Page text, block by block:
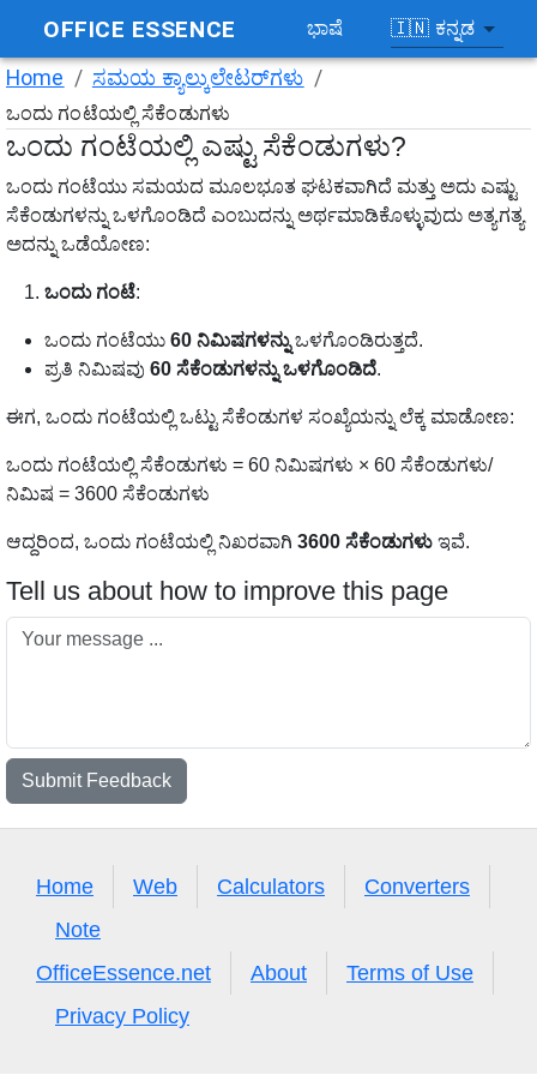
OFFICE ESSENCE ಭಾಷೆ 🇮🇳 ಕನ್ನಡ
Home / ಸಮಯ ಕ್ಯಾಲ್ಕುಲೇಟರ್‌ಗಳು /
ಒಂದು ಗಂಟೆಯಲ್ಲಿ ಸೆಕೆಂಡುಗಳು
ಒಂದು ಗಂಟೆಯಲ್ಲಿ ಎಷ್ಟು ಸೆಕೆಂಡುಗಳು?
ಒಂದು ಗಂಟೆಯು ಸಮಯದ ಮೂಲಭೂತ ಘಟಕವಾಗಿದೆ ಮತ್ತು ಅದು ಎಷ್ಟು
ಸೆಕೆಂಡುಗಳನ್ನು ಒಳಗೊಂಡಿದೆ ಎಂಬುದನ್ನು ಅರ್ಥಮಾಡಿಕೊಳ್ಳುವುದು ಅತ್ಯಗತ್ಯ
ಅದನ್ನು ಒಡೆಯೋಣ:
ಒಂದು ಗಂಟೆ:
ಒಂದು ಗಂಟೆಯು 60 ನಿಮಿಷಗಳನ್ನುಒಳಗೊಂಡಿರುತ್ತದೆ.
ಪ್ರತಿ ನಿಮಿಷವು 60 ಸೆಕೆಂಡುಗಳನ್ನು ಒಳಗೊಂಡಿದೆ.
ಈಗ, ಒಂದು ಗಂಟೆಯಲ್ಲಿ ಒಟ್ಟು ಸೆಕೆಂಡುಗಳ ಸಂಖ್ಯೆಯನ್ನು ಲೆಕ್ಕ ಮಾಡೋಣ:
ಒಂದು ಗಂಟೆಯಲ್ಲಿ ಸೆಕೆಂಡುಗಳು = 60 ನಿಮಿಷಗಳು × 60 ಸೆಕೆಂಡುಗಳು/
ನಿಮಿಷ = 3600 ಸೆಕೆಂಡುಗಳು
ಆದ್ದರಿಂದ, ಒಂದು ಗಂಟೆಯಲ್ಲಿ ನಿಖರವಾಗಿ 3600 ಸೆಕೆಂಡುಗಳು ಇವೆ.
Tell us about how to improve this page
Submit Feedback
Home Web Calculators
Converters
Note
OfficeEssence.net
About
Terms of Use
Privacy Policy